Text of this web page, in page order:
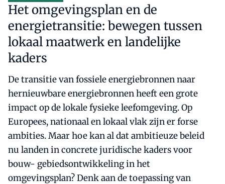
Het omgevingsplan en de
energietransitie: bewegen tussen
lokaal maatwerk en landelijke
kaders
De transitie van fossiele energiebronnen naar
hernieuwbare energiebronnen heeft een grote
impact op de lokale fysieke leefomgeving. Op
Europees, nationaal en lokaal vlak zijn er forse
ambities. Maar hoe kan al dat ambitieuze beleid
nu landen in concrete juridische kaders voor
bouw- gebiedsontwikkeling in het
omgevingsplan? Denk aan de toepassing van